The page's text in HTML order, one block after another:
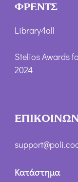
ΦΡΕΝΤΣ
Library4all
Stelios Awards
2024
Κατάστημα